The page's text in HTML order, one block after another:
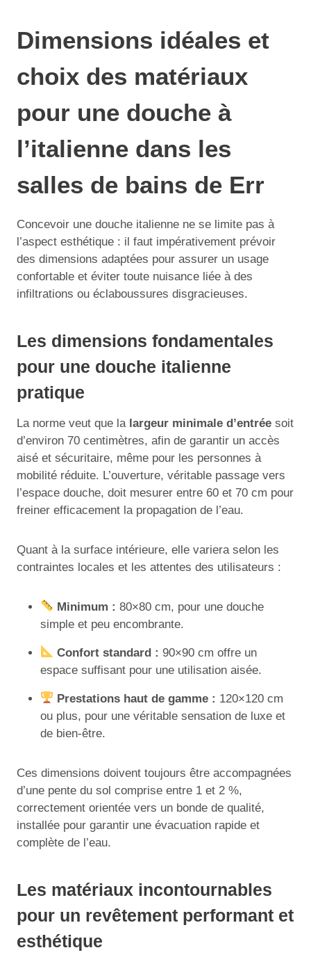
Dimensions idéales et
choix des matériaux
pour une douche à
l’italienne dans les
salles de bains de Err
Concevoir une douche italienne ne se limite pas à
l’aspect esthétique : il faut impérativement prévoir
des dimensions adaptées pour assurer un usage
confortable et éviter toute nuisance liée à des
infiltrations ou éclaboussures disgracieuses.
Les dimensions fondamentales
pour une douche italienne
pratique
La norme veut que la largeur minimale d’entrée soit
d’environ 70 centimètres, afin de garantir un accès
aisé et sécuritaire, même pour les personnes à
mobilité réduite. L’ouverture, véritable passage vers
l’espace douche, doit mesurer entre 60 et 70 cm pour
freiner efficacement la propagation de l’eau.
Quant à la surface intérieure, elle variera selon les
contraintes locales et les attentes des utilisateurs :
Minimum : 80×80 cm, pour une douche
simple et peu encombrante.
Confort standard : 90×90 cm offre un
espace suffisant pour une utilisation aisée.
Prestations haut de gamme : 120×120 cm
ou plus, pour une véritable sensation de luxe et
de bien-être.
Ces dimensions doivent toujours être accompagnées
d’une pente du sol comprise entre 1 et 2 %,
correctement orientée vers un bonde de qualité,
installée pour garantir une évacuation rapide et
complète de l’eau.
Les matériaux incontournables
pour un revêtement performant et
esthétique